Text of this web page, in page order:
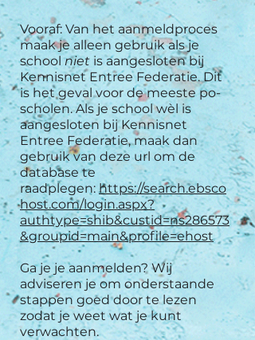
Vooraf: Van het aanmeldproces
maak je alleen gebruik als je
schoolniet is aangesloten bij
Kennisnet Entree Federatie. Dit
is het geval voor de meeste po-
scholen. Als je school wèl is
aangesloten bij Kennisnet
Entree Federatie, maak dan
gebruik van deze url om de
database te
raadplegen: https://search.ebsco
host.com/login.aspx?
authtype=shib&custid=ns286573
&groupid=main&profile=ehost
Ga je je aanmelden? Wij
adviseren je om onderstaande
stappen goed door te lezen
zodat je weet wat je kunt
verwachten.